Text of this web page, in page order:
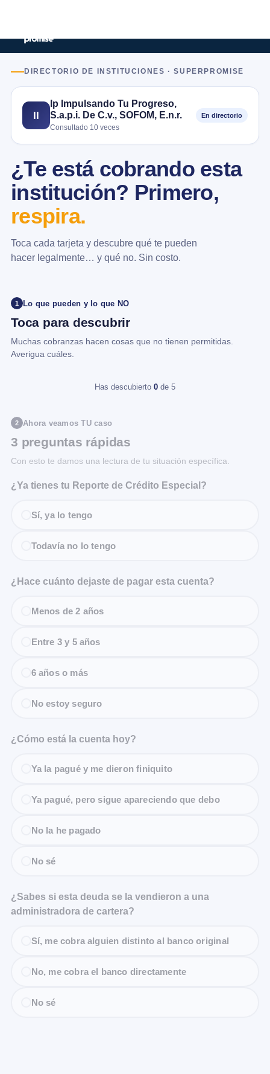
DIRECTORIO DE INSTITUCIONES · SUPERPROMISE
II
Ip Impulsando Tu Progreso,
S.a.p.i. De C.v., SOFOM, E.n.r.
Consultado 10 veces
En directorio
¿Te está cobrando esta
institución? Primero,
respira.
Toca cada tarjeta y descubre qué te pueden
hacer legalmente… y qué no. Sin costo.
1 Lo que pueden y lo que NO
Toca para descubrir
Muchas cobranzas hacen cosas que no tienen permitidas.
Averigua cuáles.
Has descubierto 0 de 5
2 Ahora veamos TU caso
3 preguntas rápidas
Con esto te damos una lectura de tu situación específica.
¿Ya tienes tu Reporte de Crédito Especial?
Sí, ya lo tengo
Todavía no lo tengo
¿Hace cuánto dejaste de pagar esta cuenta?
Menos de 2 años
Entre 3 y 5 años
6 años o más
No estoy seguro
¿Cómo está la cuenta hoy?
Ya la pagué y me dieron finiquito
Ya pagué, pero sigue apareciendo que debo
No la he pagado
No sé
¿Sabes si esta deuda se la vendieron a una
administradora de cartera?
Sí, me cobra alguien distinto al banco original
No, me cobra el banco directamente
No sé